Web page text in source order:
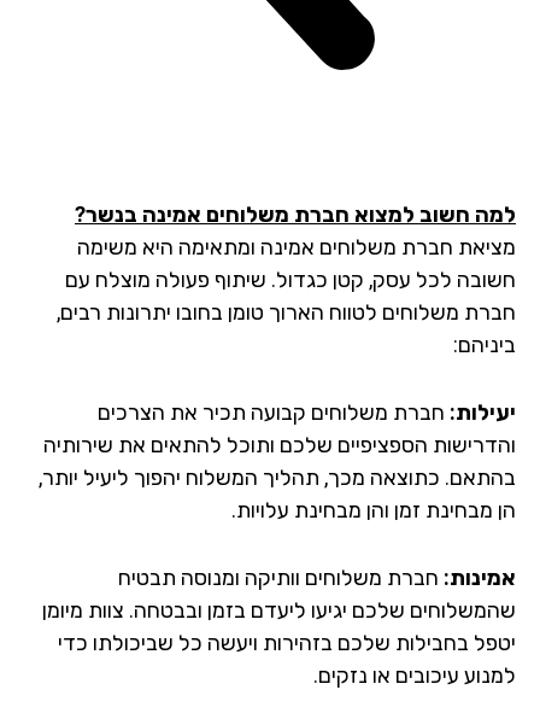
חשוב למצוא חברת משלוחים אמינה בנשר?
חברת משלוחים אמינה ומתאימה היא משימה
לכל עסק, קטן כגדול. שיתוף פעולה מוצלח עם
משלוחים לטווח הארוך טומן בחובו יתרונות רבים,
חברת משלוחים קבועה תכיר את הצרכים
הספציפיים שלכם ותוכל להתאים את שירותיה
כתוצאה מכך, תהליך המשלוח יהפוך ליעיל יותר,
מבחינת זמן והן מבחינת עלויות.
חברת משלוחים וותיקה ומנוסה תבטיח
שלכם יגיעו ליעדם בזמן ובבטחה. צוות מיומן
בחבילות שלכם בזהירות ויעשה כל שביכולתו כדי
עיכובים או נזקים.